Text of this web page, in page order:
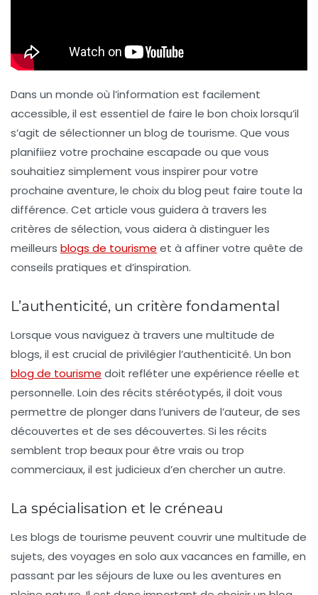
Dans un monde où l’information est facilement
accessible, il est essentiel de faire le bon choix lorsqu’il
s’agit de sélectionner un blog de tourisme. Que vous
planifiiez votre prochaine escapade ou que vous
souhaitiez simplement vous inspirer pour votre
prochaine aventure, le choix du blog peut faire toute la
différence. Cet article vous guidera à travers les
critères de sélection, vous aidera à distinguer les
meilleurs blogs de tourisme et à affiner votre quête de
conseils pratiques et d’inspiration.
L’authenticité, un critère fondamental
Lorsque vous naviguez à travers une multitude de
blogs, il est crucial de privilégier l’authenticité. Un bon
blog de tourisme doit refléter une expérience réelle et
personnelle. Loin des récits stéréotypés, il doit vous
permettre de plonger dans l’univers de l’auteur, de ses
découvertes et de ses découvertes. Si les récits
semblent trop beaux pour être vrais ou trop
commerciaux, il est judicieux d’en chercher un autre.
La spécialisation et le créneau
Les blogs de tourisme peuvent couvrir une multitude de
sujets, des voyages en solo aux vacances en famille, en
passant par les séjours de luxe ou les aventures en